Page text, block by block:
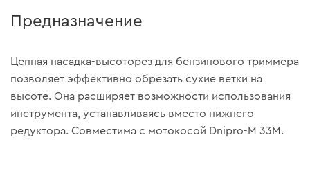
Предназначение
Цепная насадка-высоторез для бензинового триммера
позволяет эффективно обрезать сухие ветки на
высоте. Она расширяет возможности использования
инструмента, устанавливаясь вместо нижнего
редуктора. Совместима с мотокосой Dnipro-M 33М.